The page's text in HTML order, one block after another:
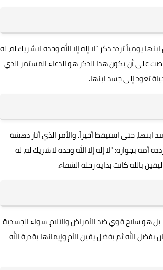
تردد ذكر "لا إله إلا الله وحده لا شريك له، له
على أن يكون هذا الذكر هو الدعاء المستمر الذي
تعود إلى جسد ابنها.
حتى استيقظ أخيراً. والأمر الذي أثار دهشة
بجواره: "لا إله إلا الله وحده لا شريك له، له
بالله كانت بداية رحلة الشفاء.
هو سلاح قوي ضد الأمراض والآلام، سواء الجسدية
الله ثم بفضل يقين الأم وإيمانها بقدرة الله